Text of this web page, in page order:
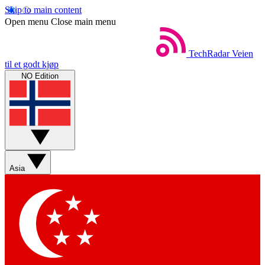
Skip to main content
Open menu Close main menu
TechRadar Veien
til et godt kjøp
NO Edition
Asia